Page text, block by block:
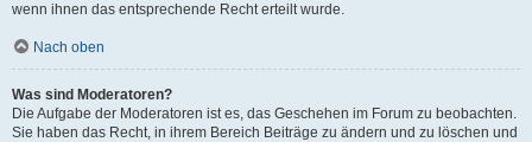
wenn ihnen das entsprechende Recht erteilt wurde.
Nach oben
Was sind Moderatoren?
Die Aufgabe der Moderatoren ist es, das Geschehen im Forum zu beobachten.
Sie haben das Recht, in ihrem Bereich Beiträge zu ändern und zu löschen und